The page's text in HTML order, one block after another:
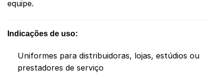
equipe.
Indicações de uso:
Uniformes para distribuidoras, lojas, estúdios ou
prestadores de serviço